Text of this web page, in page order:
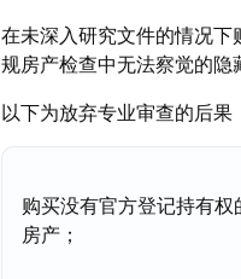
在未深入研究文件的情况
规房产检查中无法察觉的隐
以下为放弃专业审查的后果
购买没有官方登记持有权
房产；